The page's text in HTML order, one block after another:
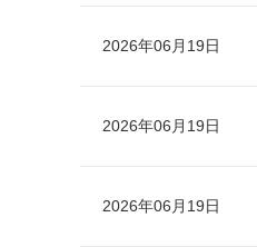
2026年06月19日
2026年06月19日
2026年06月19日